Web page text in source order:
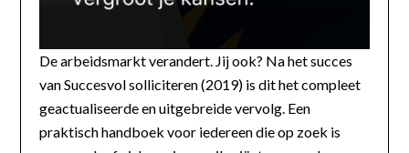
De arbeidsmarkt verandert. Jij ook? Na het succes
van Succesvol solliciteren (2019) is dit het compleet
geactualiseerde en uitgebreide vervolg. Een
praktisch handboek voor iedereen die op zoek is